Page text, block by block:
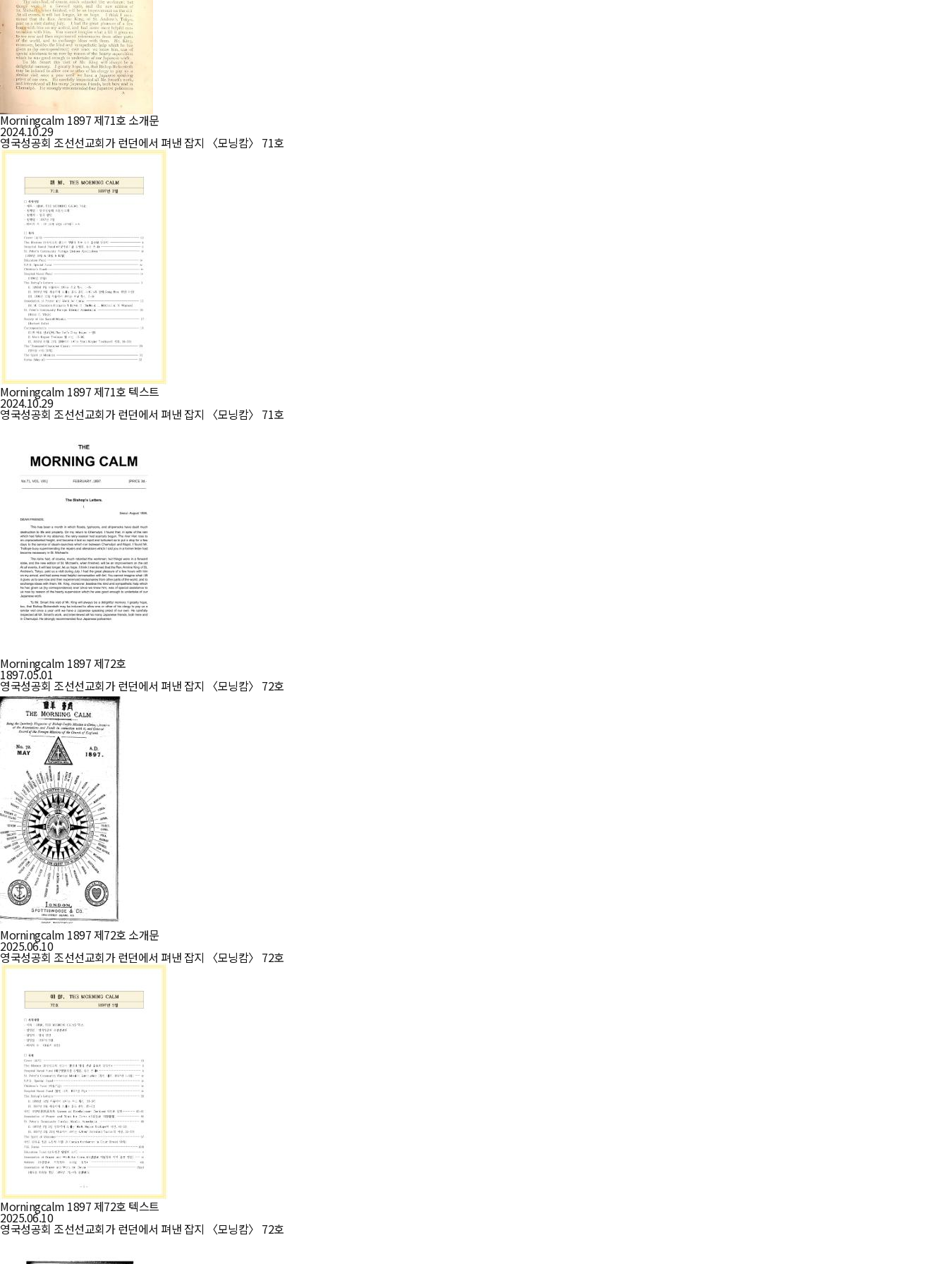
Morningcalm 1897 제71호 소개문
2024.10.29
영국성공회 조선선교회가 런던에서 펴낸 잡지 〈모닝캄〉 71호
Morningcalm 1897 제71호 텍스트
2024.10.29
영국성공회 조선선교회가 런던에서 펴낸 잡지 〈모닝캄〉 71호
Morningcalm 1897 제72호
1897.05.01
영국성공회 조선선교회가 런던에서 펴낸 잡지 〈모닝캄〉 72호
Morningcalm 1897 제72호 소개문
2025.06.10
영국성공회 조선선교회가 런던에서 펴낸 잡지 〈모닝캄〉 72호
Morningcalm 1897 제72호 텍스트
2025.06.10
영국성공회 조선선교회가 런던에서 펴낸 잡지 〈모닝캄〉 72호